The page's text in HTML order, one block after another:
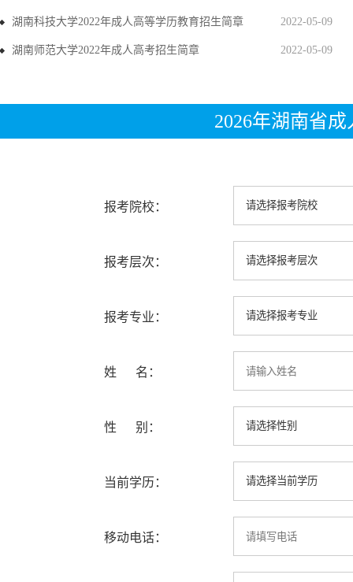
2022-05-09
湖南科技大学2022年成人高等学历教育招生简章
2022-05-09
湖南师范大学2022年成人高考招生简章
2026年湖南省
报考院校：
报考层次：
报考专业：
姓 名：
性 别：
当前学历：
移动电话：